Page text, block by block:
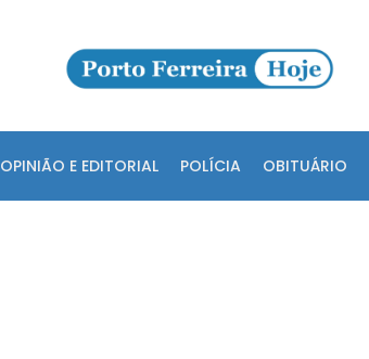
OPINIÃO E EDITORIAL POLÍCIA OBITUÁRIO